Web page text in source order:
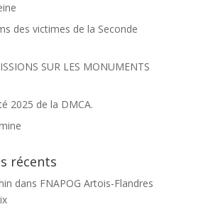
des victimes de la Seconde
SUR LES MONUMENTS
2025 de la DMCA.
récents
dans FNAPOG Artois-Flandres